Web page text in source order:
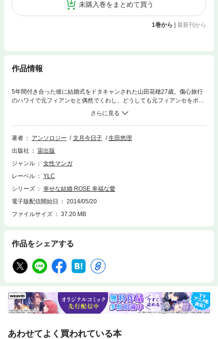
未購入巻をまとめて買う
1巻から 最新刊から
作品情報
5年間付き合った彼に結婚式をドタキャンされた山田花穂27歳。傷心旅行
のハワイで元フィアンセと偶然でくわし、どうしても元フィアンセをボコ
ボコにヘコませてやろうと画策する…。文月今日子他、人気作家による結
婚ストーリー5編収録。●本編はアンソロジーです。｢昔愛した男｣｢夜のガ
ラスの鍵｣｢夏の休息｣｢翔ばない小鳥｣｢天使がおりた空港｣
著者
アンソロジー 文月今日子
生田悠理
出版社
宙出版
ジャンル
女性マンガ
レーベル
YLC
シリーズ
幸せな結婚 ROSE 幸福な愛
電子版配信開始日
2014/05/20
ファイルサイズ
37.20 MB
作品をシェアする
あわせてよく買われている本